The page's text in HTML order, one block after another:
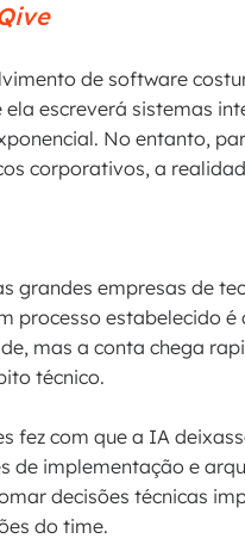
de software
escreverá sistemas
No entanto,
corporativos, a
grandes empresas de
processo estabelecido é
mas a conta chega
técnico.
fez com que a IA
de implementação e
decisões técnicas
do time.